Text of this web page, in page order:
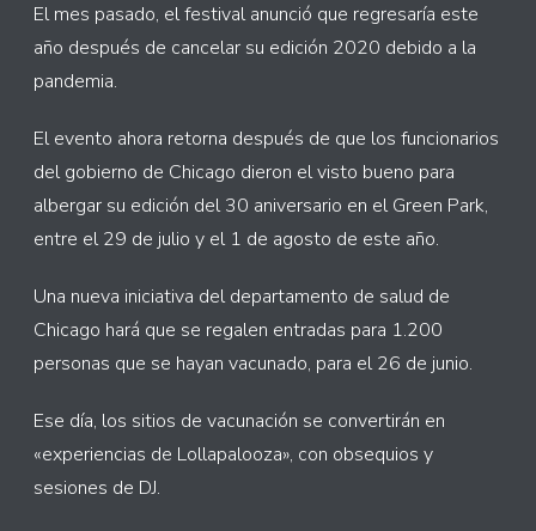
El mes pasado, el festival anunció que regresaría este
año después de cancelar su edición 2020 debido a la
pandemia.
El evento ahora retorna después de que los funcionarios
del gobierno de Chicago dieron el visto bueno para
albergar su edición del 30 aniversario en el Green Park,
entre el 29 de julio y el 1 de agosto de este año.
Una nueva iniciativa del departamento de salud de
Chicago hará que se regalen entradas para 1.200
personas que se hayan vacunado, para el 26 de junio.
Ese día, los sitios de vacunación se convertirán en
«experiencias de Lollapalooza», con obsequios y
sesiones de DJ.